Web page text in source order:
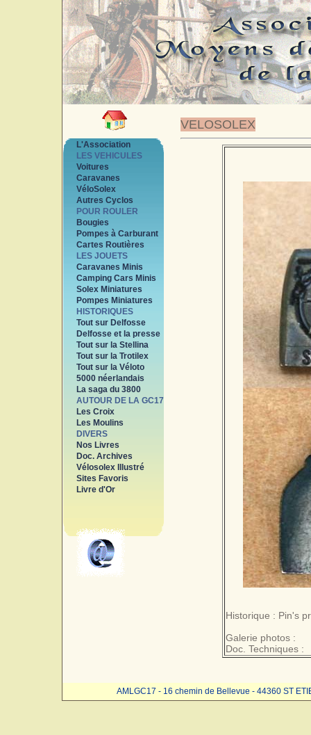
VELOSOLEX
L'Association
LES VEHICULES
Voitures
Caravanes
VéloSolex
Autres Cyclos
POUR ROULER
Bougies
Pompes à Carburant
Cartes Routières
LES JOUETS
Caravanes Minis
Camping Cars Minis
Solex Miniatures
Pompes Miniatures
HISTORIQUES
Tout sur Delfosse
Delfosse et la presse
Tout sur la Stellina
Tout sur la Trotilex
Tout sur la Véloto
5000 néerlandais
La saga du 3800
AUTOUR DE LA GC17
Les Croix
Les Moulins
DIVERS
Nos Livres
Doc. Archives
Vélosolex Illustré
Sites Favoris
Livre d'Or
Historique : Pin's
Galerie photos :
Doc. Techniques :
AMLGC17 - 16 chemin de Bellevue - 44360 ST